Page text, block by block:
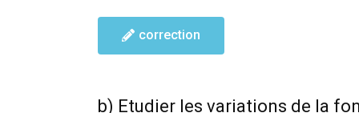
{4}]
correction
b) Etudier les variations de la